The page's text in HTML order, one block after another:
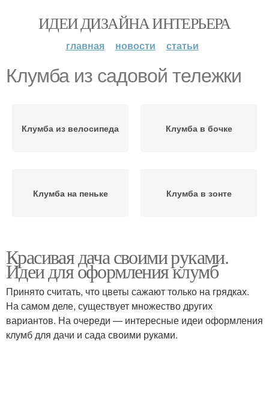
ИДЕИ ДИЗАЙНА ИНТЕРЬЕРА
главная новости статьи
Клумба из садовой тележки
Клумба из велосипеда Клумба в бочке
Клумба на пеньке Клумба в зонте
Красивая дача своими руками.
Идеи для оформления клумб
Принято считать, что цветы сажают только на грядках.
На самом деле, существует множество других
вариантов. На очереди — интересные идеи оформления
клумб для дачи и сада своими руками.